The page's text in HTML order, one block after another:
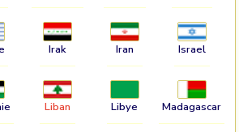
Irak Iran Israel
Liban Libye Madagascar